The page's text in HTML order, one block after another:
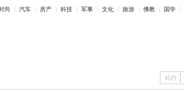
尚 汽车 房产 科技 军事 文化 旅游 佛教 国学
站内